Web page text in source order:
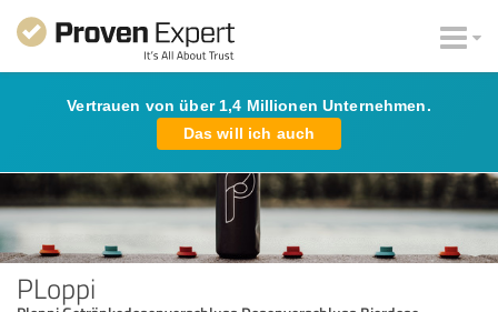
Vertrauen von über 1,4 Millionen Unternehmen.
Das will ich auch
PLoppi